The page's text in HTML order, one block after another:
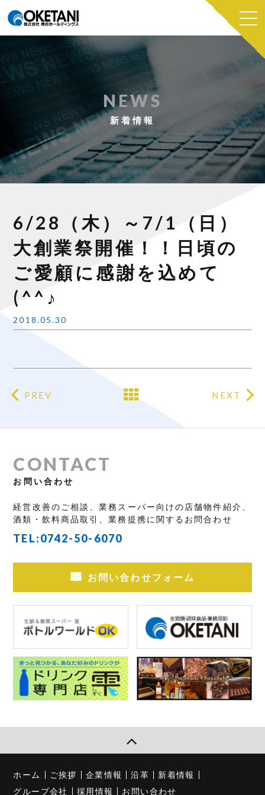
NEWS
新着情報
6/28（木）～7/1（日）
大創業祭開催！！日頃の
ご愛顧に感謝を込めて
(^^♪
2018.05.30
PREV NEXT
CONTACT
お問い合わせ
経営改善のご相談、業務スーパー向けの店舗物件紹介、
酒類・飲料商品取引、業務提携に関するお問合わせ
TEL:0742-50-6070
お問い合わせフォーム
ホーム ご挨拶 企業情報 沿革
新着情報
グループ会社
採用情報 お問い合わせ